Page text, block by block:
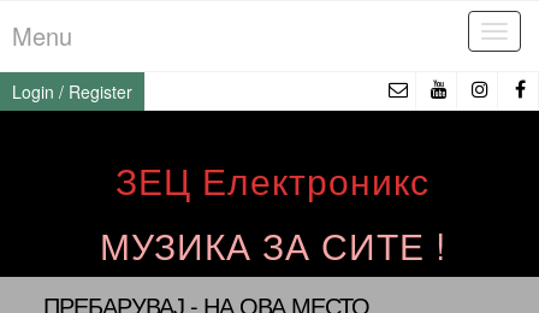
to
the
content
Menu
Login / Register
ЗЕЦ Електроникс
МУЗИКА ЗА СИТЕ !
ПРЕБАРУВАЈ - НА ОВА МЕСТО